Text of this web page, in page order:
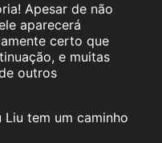
Apesar de não
aparecerá
certo que
e muitas
outros
Liu tem um caminho